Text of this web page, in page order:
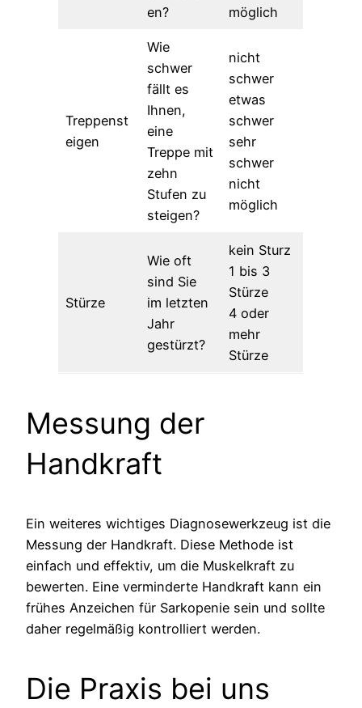
en?
möglich
Treppenst
eigen
Wie
schwer
fällt es
Ihnen,
eine
Treppe mit
zehn
Stufen zu
steigen?
nicht
schwer
etwas
schwer
sehr
schwer
nicht
möglich
Stürze
Wie oft
sind Sie
im letzten
Jahr
gestürzt?
kein Sturz
1 bis 3
Stürze
4 oder
mehr
Stürze
Messung der
Handkraft
Ein weiteres wichtiges Diagnosewerkzeug ist die
Messung der Handkraft. Diese Methode ist
einfach und effektiv, um die Muskelkraft zu
bewerten. Eine verminderte Handkraft kann ein
frühes Anzeichen für Sarkopenie sein und sollte
daher regelmäßig kontrolliert werden.
Die Praxis bei uns